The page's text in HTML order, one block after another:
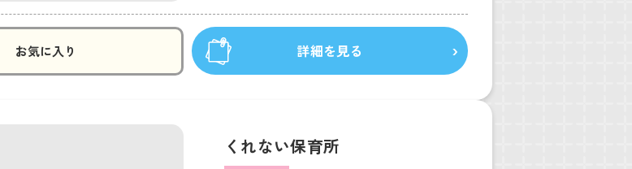
お気に入り 詳細を見る
くれない保育所